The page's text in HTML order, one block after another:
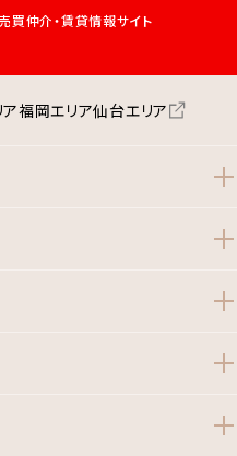
買仲介・賃貸情報サイト
福岡エリア仙台エリア